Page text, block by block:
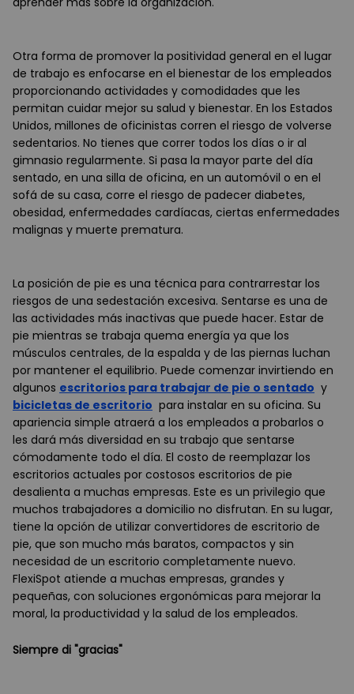
Otra forma de promover la positividad general en el lugar
de trabajo es enfocarse en el bienestar de los empleados
proporcionando actividades y comodidades que les
permitan cuidar mejor su salud y bienestar. En los Estados
Unidos, millones de oficinistas corren el riesgo de volverse
sedentarios. No tienes que correr todos los días o ir al
gimnasio regularmente. Si pasa la mayor parte del día
sentado, en una silla de oficina, en un automóvil o en el
sofá de su casa, corre el riesgo de padecer diabetes,
obesidad, enfermedades cardíacas, ciertas enfermedades
malignas y muerte prematura.
La posición de pie es una técnica para contrarrestar los
riesgos de una sedestación excesiva. Sentarse es una de
las actividades más inactivas que puede hacer. Estar de
pie mientras se trabaja quema energía ya que los
músculos centrales, de la espalda y de las piernas luchan
por mantener el equilibrio. Puede comenzar invirtiendo en
algunos escritorios para trabajar de pie o sentado y
bicicletas de escritorio para instalar en su oficina. Su
apariencia simple atraerá a los empleados a probarlos o
les dará más diversidad en su trabajo que sentarse
cómodamente todo el día. El costo de reemplazar los
escritorios actuales por costosos escritorios de pie
desalienta a muchas empresas. Este es un privilegio que
muchos trabajadores a domicilio no disfrutan. En su lugar,
tiene la opción de utilizar convertidores de escritorio de
pie, que son mucho más baratos, compactos y sin
necesidad de un escritorio completamente nuevo.
FlexiSpot atiende a muchas empresas, grandes y
pequeñas, con soluciones ergonómicas para mejorar la
moral, la productividad y la salud de los empleados.
Siempre di "gracias"